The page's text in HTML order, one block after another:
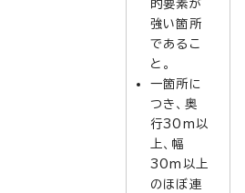
的要素が
強い箇所
であるこ
と。
一箇所に
つき、奥
行30m以
上、幅
30m以上
のほぼ連